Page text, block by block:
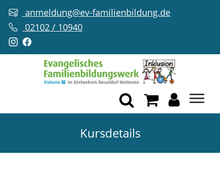
anmeldung@ev-familienbildung.de
02102 / 10940
Kursdetails